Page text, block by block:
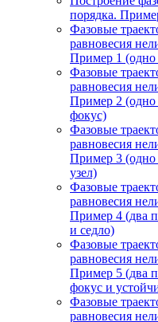
порядка.
Фазовые
равновесия
Пример 1 (одно
Фазовые
равновесия
Пример 2 (одно
фокус)
Фазовые
равновесия
Пример 3 (одно
узел)
Фазовые
равновесия
Пример 4 (два
и седло)
Фазовые
равновесия
Пример 5 (два
фокус и
Фазовые
равновесия